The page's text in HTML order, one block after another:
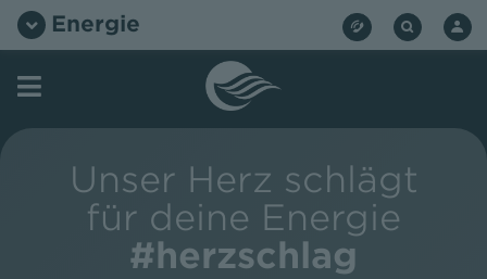
Zum
InhaltEnergie
Unser Herz schlägt
für deine Energie
#herzschlag